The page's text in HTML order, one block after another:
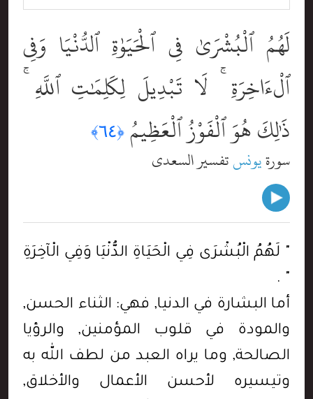
لَهُمُ ٱلْبُشْرَىٰ فِى ٱلْحَيَوٰةِ ٱلدُّنْيَا وَفِى
ٱلْءَاخِرَةِ ۚ لَا تَبْدِيلَ لِكَلِمَٰتِ ٱللَّهِ ۚ
ذَٰلِكَ هُوَ ٱلْفَوْزُ ٱلْعَظِيمُ ﴿٦٤﴾
سورةيونستفسير السعدي
" لَهُمُ الْبُشْرَى فِي الْحَيَاةِ الدُّنْيَا وَفِي الْآخِرَةِ
" .
أما البشارة في الدنيا, فهي: الثناء الحسن,
والمودة في قلوب المؤمنين, والرؤيا
الصالحة, وما يراه العبد من لطف الله به
وتيسيره لأحسن الأعمال والأخلاق,